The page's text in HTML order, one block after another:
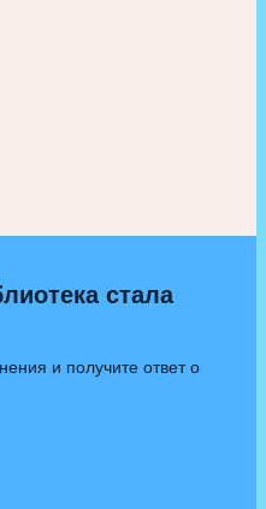
стала
и получите ответ о